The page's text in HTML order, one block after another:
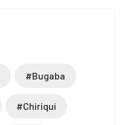
#bugaba
#chiriqui